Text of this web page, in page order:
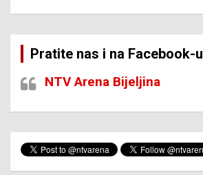
Pratite nas i na Facebook-u
NTV Arena Bijeljina